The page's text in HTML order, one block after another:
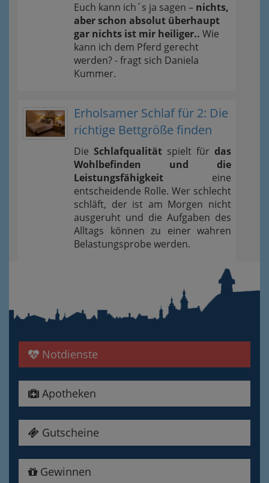
Euch kann ich´s ja sagen – nichts,
aber schon absolut überhaupt
gar nichts ist mir heiliger.. Wie
kann ich dem Pferd gerecht
werden? - fragt sich Daniela
Kummer.
Erholsamer Schlaf für 2: Die
richtige Bettgröße finden
Die Schlafqualität spielt für das
Wohlbefinden und die
Leistungsfähigkeit eine
entscheidende Rolle. Wer schlecht
schläft, der ist am Morgen nicht
ausgeruht und die Aufgaben des
Alltags können zu einer wahren
Belastungsprobe werden.
Notdienste
Apotheken
Gutscheine
Gewinnen